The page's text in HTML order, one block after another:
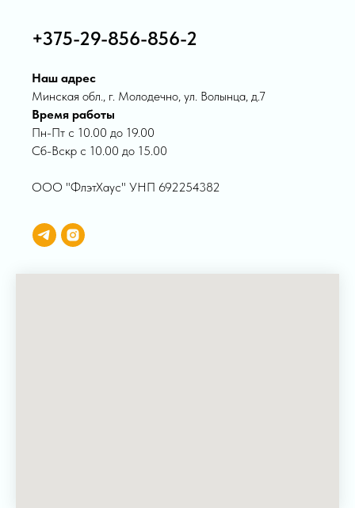
+375-29-856-856-2
Наш адрес
Минская обл., г. Молодечно, ул. Волынца, д.7
Время работы
Пн-Пт с 10.00 до 19.00
Сб-Вскр с 10.00 до 15.00
ООО "ФлэтХаус" УНП 692254382